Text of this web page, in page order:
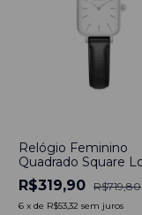
Relógio Feminino
Quadrado Square
Preto Aço Inoxidável
banhado a titânio
R$319,90 R$719,80
6 x de R$53,32 sem juros